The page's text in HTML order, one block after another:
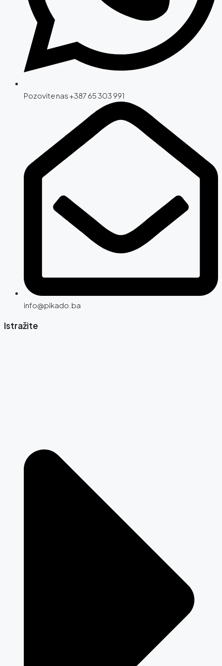
Pozovite nas +387 65 303 991
info@pikado.ba
Istražite